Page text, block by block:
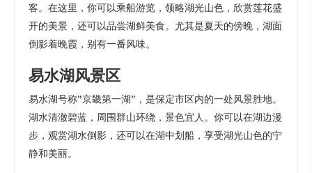
客。在这里，你可以乘船游览，领略湖光山色，欣赏莲花盛
开的美景，还可以品尝湖鲜美食。尤其是夏天的傍晚，湖面
倒影着晚霞，别有一番风味。
易水湖风景区
易水湖号称”京畿第一湖”，是保定市区内的一处风景胜地。
湖水清澈碧蓝，周围群山环绕，景色宜人。你可以在湖边漫
步，观赏湖水倒影，还可以在湖中划船，享受湖光山色的宁
静和美丽。